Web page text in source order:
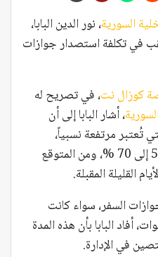
السورية، نور الدين البابا،
في تكلفة استصدار جوازات
كوزال نت، في تصريح له
، أشار البابا إلى أن
تُعتبر مرتفعة نسبياً،
ستشهد تخفيضًا يتراوح بين 50 إلى 70 %، ومن المتوقع
القليلة المقبلة.
السفر، سواء كانت
6 سنوات أو 10 سنوات، أفاد البابا بأن هذه المدة
في الإدارة.